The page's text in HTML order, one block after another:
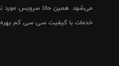
می‌شود. همین حالا سرویس مورد
خدمات با کیفیت سی سی کم